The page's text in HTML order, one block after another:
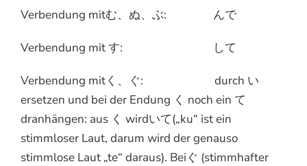
Verbendung mitむ、ぬ、ぶ: んで
Verbendung mit す: して
Verbendung mitく、ぐ: durch い
ersetzen und bei der Endung く noch ein て
dranhängen: aus く wirdいて(„ku“ ist ein
stimmloser Laut, darum wird der genauso
stimmlose Laut „te“ daraus). Beiぐ (stimmhafter